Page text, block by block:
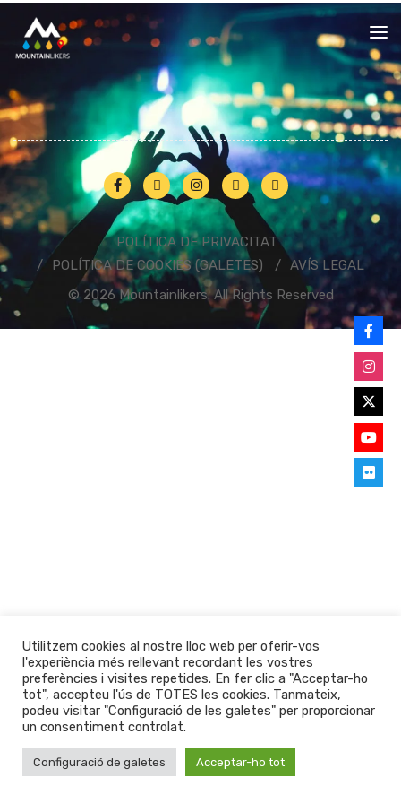
POLÍTICA DE PRIVACITAT
POLÍTICA DE COOKIES (GALETES)
AVÍS LEGAL
© 2026 Mountainlikers. All Rights Reserved
Utilitzem cookies al nostre lloc web per oferir-vos
l'experiència més rellevant recordant les vostres
preferències i visites repetides. En fer clic a "Acceptar-ho
tot", accepteu l'ús de TOTES les cookies. Tanmateix,
podeu visitar "Configuració de les galetes" per proporcionar
un consentiment controlat.
Configuració de galetes Acceptar-ho tot